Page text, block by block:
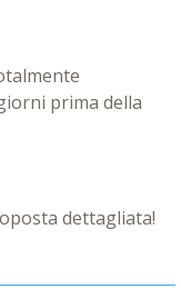
prima della
dettagliata!